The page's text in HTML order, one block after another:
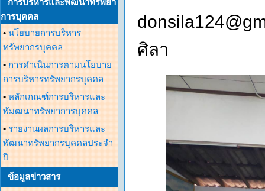
การบริหารและพัฒนาทรัพยา
การบุคคล
• นโยบายการบริหาร
ทรัพยากรบุคคล
• การดำเนินการตามนโยบาย
การบริหารทรัพยากรบุคคล
• หลักเกณฑ์การบริหารและ
พัมฒนาทรัพยาการบุคคล
• รายงานผลการบริหารและ
พัฒนาทรัพยากรบุคคลประจำ
ปี
ข้อมูลข่าวสาร
ศิลา